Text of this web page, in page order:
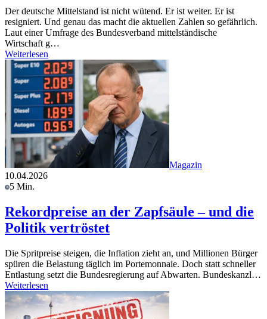
Der deutsche Mittelstand ist nicht wütend. Er ist weiter. Er ist
resigniert. Und genau das macht die aktuellen Zahlen so gefährlich.
Laut einer Umfrage des Bundesverband mittelständische
Wirtschaft g…
Weiterlesen
Magazin
10.04.2026
5 Min.
Rekordpreise an der Zapfsäule – und die
Politik vertröstet
Die Spritpreise steigen, die Inflation zieht an, und Millionen Bürger
spüren die Belastung täglich im Portemonnaie. Doch statt schneller
Entlastung setzt die Bundesregierung auf Abwarten. Bundeskanzl…
Weiterlesen